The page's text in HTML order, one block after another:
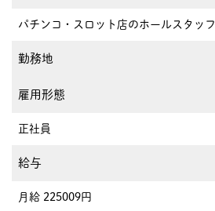
パチンコ・スロット店のホールスタッフ
勤務地
雇用形態
正社員
給与
月給 225009円